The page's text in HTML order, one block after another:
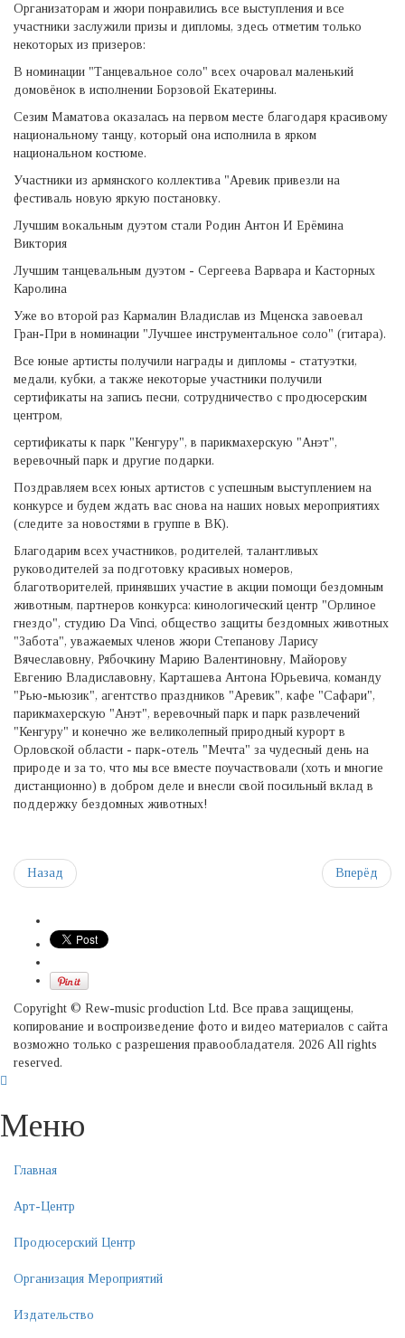
Организаторам и жюри понравились все выступления и все
участники заслужили призы и дипломы, здесь отметим только
некоторых из призеров:
В номинации "Танцевальное соло" всех очаровал маленький
домовёнок в исполнении Борзовой Екатерины.
Сезим Маматова оказалась на первом месте благодаря красивому
национальному танцу, который она исполнила в ярком
национальном костюме.
Участники из армянского коллектива "Аревик привезли на
фестиваль новую яркую постановку.
Лучшим вокальным дуэтом стали Родин Антон И Ерёмина
Виктория
Лучшим танцевальным дуэтом - Сергеева Варвара и Касторных
Каролина
Уже во второй раз Кармалин Владислав из Мценска завоевал
Гран-При в номинации "Лучшее инструментальное соло" (гитара).
Все юные артисты получили награды и дипломы - статуэтки,
медали, кубки, а также некоторые участники получили
сертификаты на запись песни, сотрудничество с продюсерским
центром,
сертификаты к парк "Кенгуру", в парикмахерскую "Анэт",
веревочный парк и другие подарки.
Поздравляем всех юных артистов с успешным выступлением на
конкурсе и будем ждать вас снова на наших новых мероприятиях
(следите за новостями в группе в ВК).
Благодарим всех участников, родителей, талантливых
руководителей за подготовку красивых номеров,
благотворителей, принявших участие в акции помощи бездомным
животным, партнеров конкурса: кинологический центр "Орлиное
гнездо", студию Da Vinci, общество защиты бездомных животных
"Забота", уважаемых членов жюри Степанову Ларису
Вячеславовну, Рябочкину Марию Валентиновну, Майорову
Евгению Владиславовну, Карташева Антона Юрьевича, команду
"Рью-мьюзик", агентство праздников "Аревик", кафе "Сафари",
парикмахерскую "Анэт", веревочный парк и парк развлечений
"Кенгуру" и конечно же великолепный природный курорт в
Орловской области - парк-отель "Мечта" за чудесный день на
природе и за то, что мы все вместе поучаствовали (хоть и многие
дистанционно) в добром деле и внесли свой посильный вклад в
поддержку бездомных животных!
Назад Вперёд
Copyright © Rew-music production Ltd. Все права защищены,
копирование и воспроизведение фото и видео материалов с сайта
возможно только с разрешения правообладателя. 2026 All rights
reserved.
Меню
Главная
Арт-Центр
Продюсерский Центр
Организация Мероприятий
Издательство